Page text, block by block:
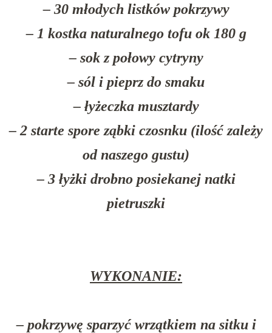
– 30 młodych listków pokrzywy
– 1 kostka naturalnego tofu ok 180 g
– sok z połowy cytryny
– sól i pieprz do smaku
– łyżeczka musztardy
– 2 starte spore ząbki czosnku (ilość zależy
od naszego gustu)
– 3 łyżki drobno posiekanej natki
pietruszki
WYKONANIE:
– pokrzywę sparzyć wrzątkiem na sitku i